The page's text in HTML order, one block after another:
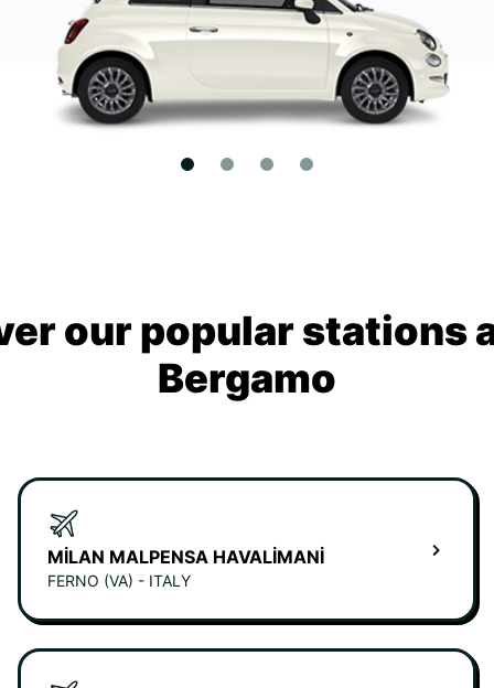
our popular stations
Bergamo
MILAN MALPENSA HAVALIMANI
FERNO (VA) - ITALY